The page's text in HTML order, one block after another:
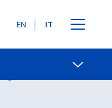
Lingue
EN IT
Open